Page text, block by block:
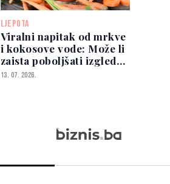
LJEPOTA
Viralni napitak od mrkve
i kokosove vode: Može li
zaista poboljšati izgled
kože?
13. 07. 2026.